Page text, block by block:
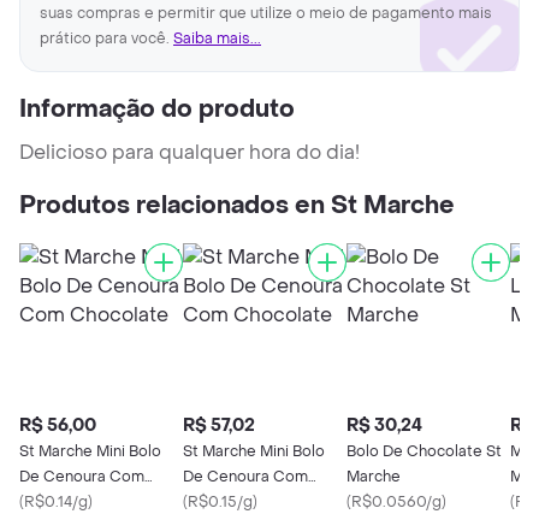
suas compras e permitir que utilize o meio de pagamento mais
prático para você. Saiba mais...
Informação do produto
Delicioso para qualquer hora do dia!
Produtos relacionados en St Marche
R$ 56,00
St Marche Mini Bolo
De Cenoura Com
Chocolate
(R$0.14/g)
R$ 57,02
St Marche Mini Bolo
De Cenoura Com
Chocolate
(R$0.15/g)
R$ 30,24
Bolo De Chocolate St
Marche
(R$0.0560/g)
R$
(